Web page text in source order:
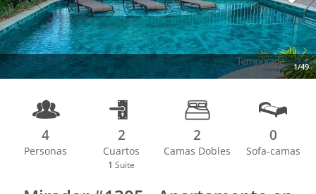
1/49
Next
4
Personas
2
Cuartos
1 Suite
2
Camas Dobles
0
Sofa-camas